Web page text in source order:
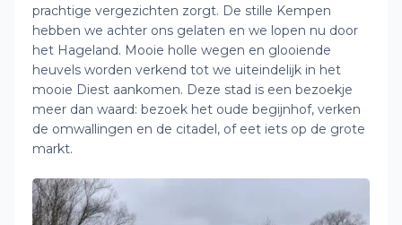
prachtige vergezichten zorgt. De stille Kempen
hebben we achter ons gelaten en we lopen nu door
het Hageland. Mooie holle wegen en glooiende
heuvels worden verkend tot we uiteindelijk in het
mooie Diest aankomen. Deze stad is een bezoekje
meer dan waard: bezoek het oude begijnhof, verken
de omwallingen en de citadel, of eet iets op de grote
markt.